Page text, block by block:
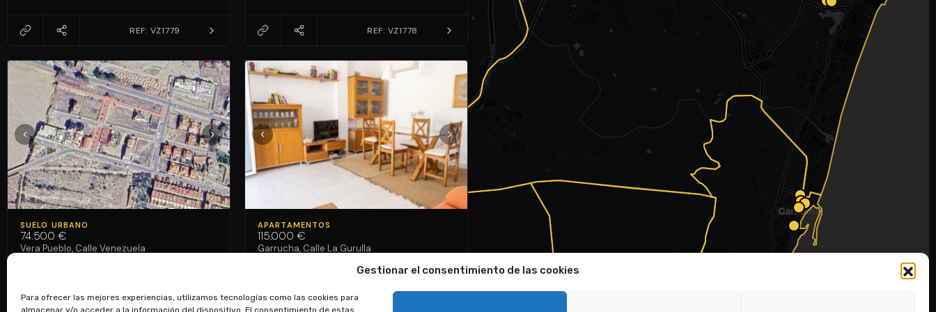
Gestionar el consentimiento de las cookies
Para ofrecer las mejores experiencias, utilizamos tecnologías como las cookies para
almacenar y/o acceder a la información del dispositivo. El consentimiento de estas
VENDE TU CASA
REF: VZ1779 REF: VZ1778
VENDIDO
SUELO URBANO
74.500 €
Vera Pueblo, Calle Venezuela
REF: VZ1883
VENDIDO
APARTAMENTOS
115.000 €
Garrucha, Calle La Gurulla